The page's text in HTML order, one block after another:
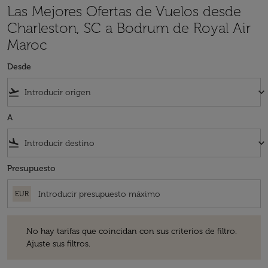
Las Mejores Ofertas de Vuelos desde
Charleston, SC a Bodrum de Royal Air
Maroc
Desde
flight_takeoff keyboard_arrow_down
A
flight_land keyboard_arrow_down
Presupuesto
EUR
No hay tarifas que coincidan con sus criterios de filtro.
Ajuste sus filtros.